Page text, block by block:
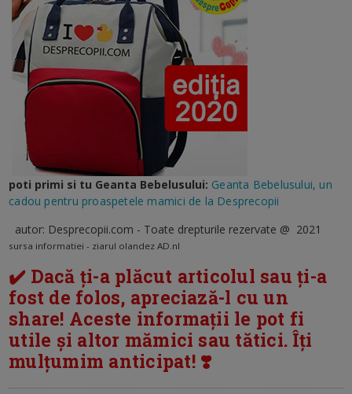
poti primi si tu Geanta Bebelusului: Geanta Bebelusului, un
cadou pentru proaspetele mamici de la Desprecopii
autor: Desprecopii.com - Toate drepturile rezervate @ 2021
sursa informatiei - ziarul olandez AD.nl
✔️ Dacă ți-a plăcut articolul sau ți-a
fost de folos, apreciază-l cu un
share! Aceste informații le pot fi
utile și altor mămici sau tătici. Îți
mulțumim anticipat! ❣️